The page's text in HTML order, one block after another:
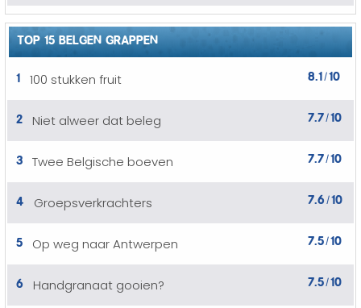
TOP 15 BELGEN GRAPPEN
1 100 stukken fruit 8.1/10
2 Niet alweer dat beleg 7.7/10
3 Twee Belgische boeven 7.7/10
4 Groepsverkrachters 7.6 /10
5 Op weg naar Antwerpen 7.5/10
6 Handgranaat gooien? 7.5/10